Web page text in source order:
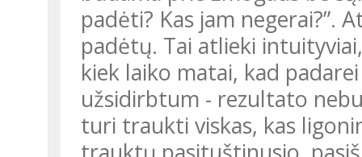
padėti? Kas jam negerai?”.
padėtų. Tai atlieki
kiek laiko matai, kad
užsidirbtum - rezultato
turi traukti viskas, kas